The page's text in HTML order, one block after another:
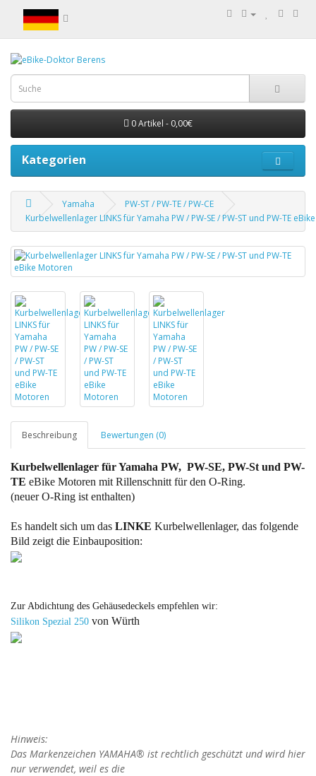
0 Artikel - 0,00€
Kategorien
Yamaha
PW-ST / PW-TE / PW-CE
Kurbelwellenlager LINKS für Yamaha PW / PW-SE / PW-ST und PW-TE
Beschreibung Bewertungen (0)
Kurbelwellenlager für Yamaha PW, PW-SE, PW-St und PW-
TE eBike Motoren mit Rillenschnitt für den O-Ring.
(neuer O-Ring ist enthalten)
Es handelt sich um das LINKE Kurbelwellenlager, das folgende
Bild zeigt die Einbauposition:
Zur Abdichtung des Gehäusedeckels empfehlen wir:
Silikon Spezial 250 von Würth
Hinweis:
Das Markenzeichen YAMAHA® ist rechtlich geschützt und wird hier
nur verwendet, weil es die